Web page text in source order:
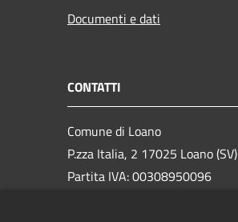
Documenti e dati
CONTATTI
Comune di Loano
P.zza Italia, 2 17025 Loano (SV)
Partita IVA: 00308950096